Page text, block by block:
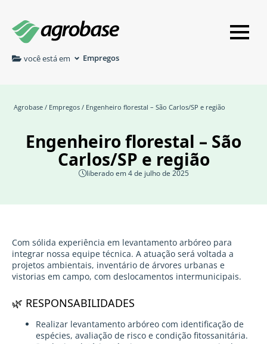
você está em Empregos
Agrobase / Empregos / Engenheiro florestal – São Carlos/SP e região
Engenheiro florestal – São
Carlos/SP e região
liberado em 4 de julho de 2025
Com sólida experiência em levantamento arbóreo para
integrar nossa equipe técnica. A atuação será voltada a
projetos ambientais, inventário de árvores urbanas e
vistorias em campo, com deslocamentos intermunicipais.
🌿 RESPONSABILIDADES
Realizar levantamento arbóreo com identificação de
espécies, avaliação de risco e condição fitossanitária.